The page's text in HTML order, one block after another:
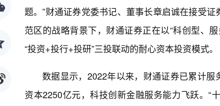
题。”财通证券党委书记、董事长章启诚在接受
范区的战略背景下，财通证券正在以“科创型、
“投资+投行+投研”三投联动的耐心资本投资模式。
数据显示，2022年以来，财通证券已累计
资本2250亿元，科技创新金融服务能力飞跃。“